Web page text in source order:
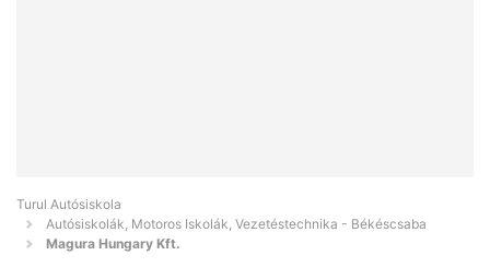
Turul Autósiskola
Autósiskolák, Motoros Iskolák, Vezetéstechnika - Békéscsaba
Magura Hungary Kft.